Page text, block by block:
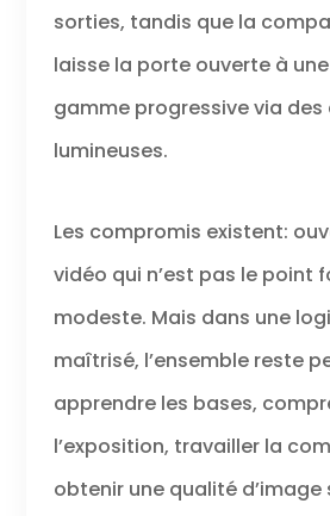
sorties, tandis que la
laisse la porte ouverte à
gamme progressive via
lumineuses.
Les compromis existent:
vidéo qui n’est pas le point
modeste. Mais dans une
maîtrisé, l’ensemble reste
apprendre les bases,
l’exposition, travailler la
obtenir une qualité d’image